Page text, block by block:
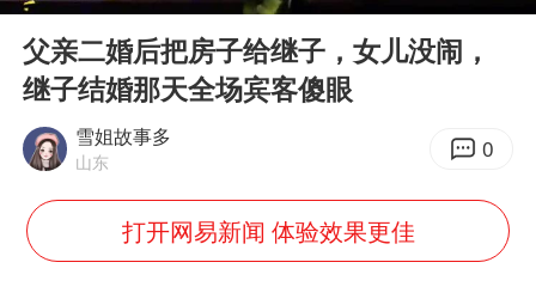
全民健身事业高质量发展
Play
父亲二婚后把房子给继子，女儿没闹，
继子结婚那天全场宾客傻眼
雪姐故事多
山东 0
打开网易新闻 体验效果更佳